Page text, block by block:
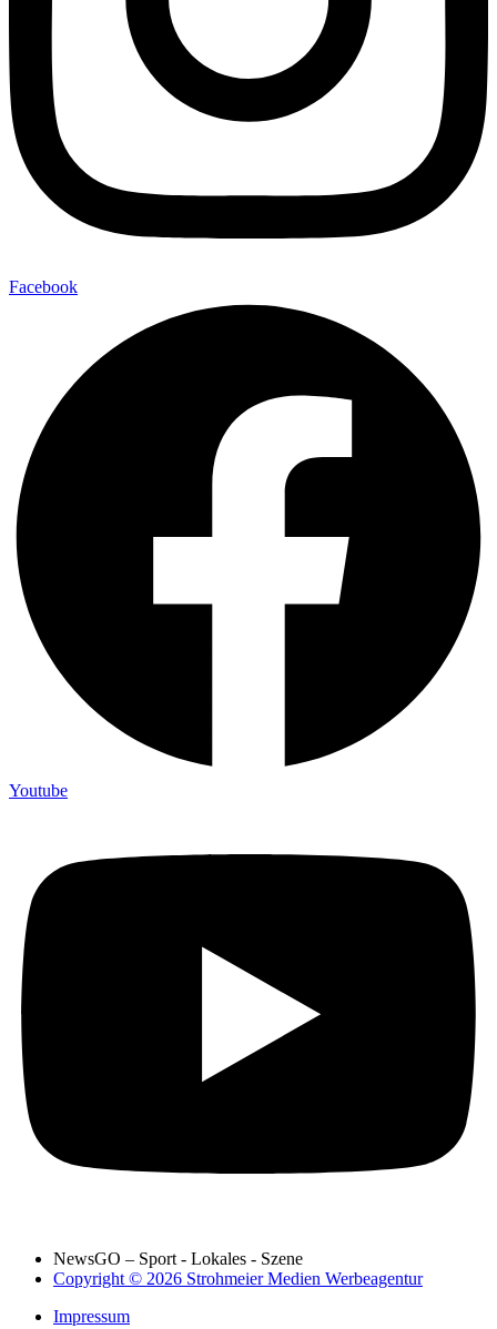
Facebook
Youtube
NewsGO – Sport - Lokales - Szene
Copyright © 2026 Strohmeier Medien Werbeagentur
Impressum